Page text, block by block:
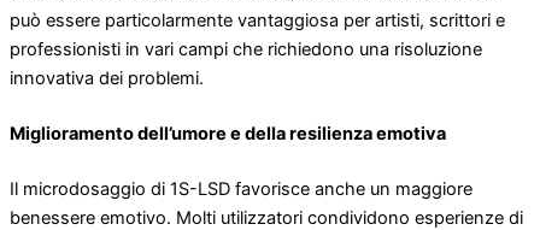
può essere particolarmente vantaggiosa per artisti, scrittori e
professionisti in vari campi che richiedono una risoluzione
innovativa dei problemi.
Miglioramento dell’umore e della resilienza emotiva
Il microdosaggio di 1S-LSD favorisce anche un maggiore
benessere emotivo. Molti utilizzatori condividono esperienze di